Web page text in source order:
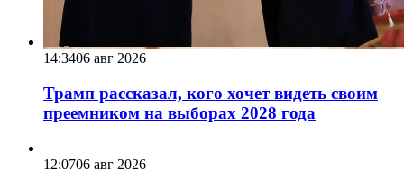
14:3406 авг 2026
Трамп рассказал, кого хочет видеть своим
преемником на выборах 2028 года
12:0706 авг 2026